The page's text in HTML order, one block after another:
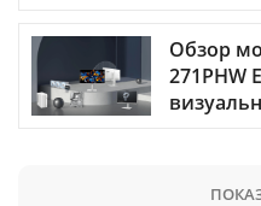
Обзор
271PHW